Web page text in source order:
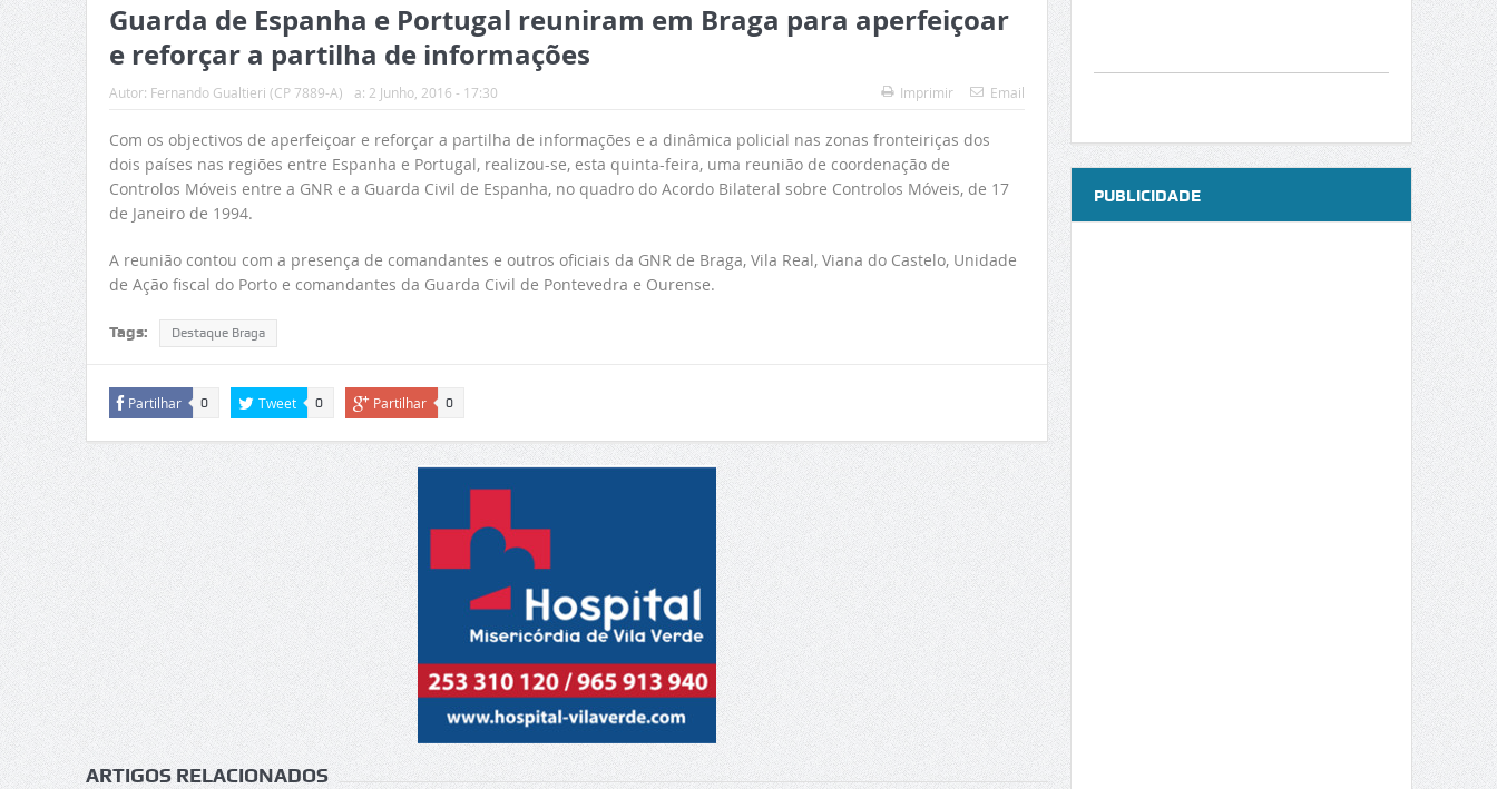
Guarda de Espanha e Portugal reuniram em Braga para aperfeiçoar
e reforçar a partilha de informações
Autor: Fernando Gualtieri (CP 7889-A) a: 2 Junho, 2016 - 17:30 Imprimir Email
Com os objectivos de aperfeiçoar e reforçar a partilha de informações e a dinâmica policial nas zonas fronteiriças dos
dois países nas regiões entre Espanha e Portugal, realizou-se, esta quinta-feira, uma reunião de coordenação de
Controlos Móveis entre a GNR e a Guarda Civil de Espanha, no quadro do Acordo Bilateral sobre Controlos Móveis, de 17
de Janeiro de 1994.
A reunião contou com a presença de comandantes e outros oficiais da GNR de Braga, Vila Real, Viana do Castelo, Unidade
de Ação fiscal do Porto e comandantes da Guarda Civil de Pontevedra e Ourense.
Tags: Destaque Braga
Partilhar 0 Tweet 0 Partilhar 0
ARTIGOS RELACIONADOS
PUBLICIDADE